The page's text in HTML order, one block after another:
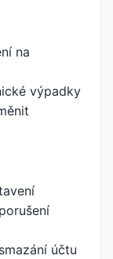
na
výpadky
účtu